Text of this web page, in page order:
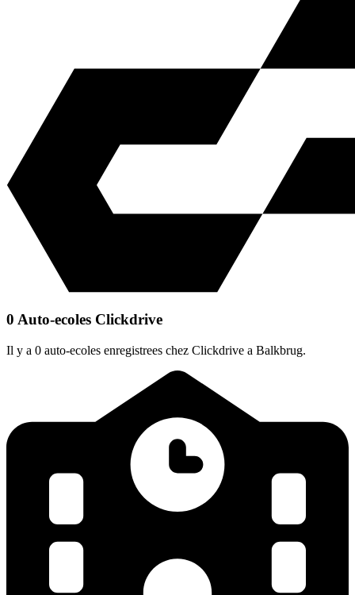
0 Auto-ecoles Clickdrive
Il y a 0 auto-ecoles enregistrees chez Clickdrive a Balkbrug.